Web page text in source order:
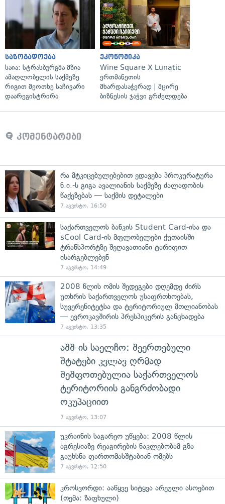
საზოგადოება
საია: სტრასბურგმა მზია
ამაღლობელის საქმეზე
რიგით მეოთხე საჩივარი
დაარეგისტრირა
ეკონომიკა
Wine Square X Lunatic
ერთმანეთის
მხარდასაჭერად | მცირე
ბიზნესის ჯაჭვი გრძელდება
კომენტარები
რა მტკიცებულებებით ედავება პროკურატურა
ნ.ი.-ს გიგა ავალიანის საქმეზე ძალადობის
წაქეზებას — საქმის დეტალები
7 აგვისტო, 16:50
საქართველოს ბანკის Student Card-ისა და
sCool Card-ის მფლობელები ქუთაისში
ტრანსპორტზე შეღავათიანი ტარიფით
ისარგებლებენ
7 აგვისტო, 14:49
2008 წლის ომის შედეგები დღემდე ძირს
უთხრის საქართველოს უსაფრთხოებას,
სუვერენიტეტსა და ტერიტორიულ მთლიანობას
— ევროკავშირის პრესპიკერის განცხადება
7 აგვისტო, 13:35
აშშ-ის საელჩო: შეერთებული
შტატები კვლავ ღრმად
შეშფოთებულია საქართველოს
ტერიტორიის განგრძობადი
ოკუპაციით
7 აგვისტო, 13:07
უკრაინის საგარეო უწყება: 2008 წლის
აგრესიაზე რეაგირების ნაკლებობამ გზა
გაუხსნა ფართომასშტაბიან ომებს
7 აგვისტო, 12:50
კროსვორდი: ააწყვე სიტყვა არეული ასოებით
(თემა: ზაფხული)